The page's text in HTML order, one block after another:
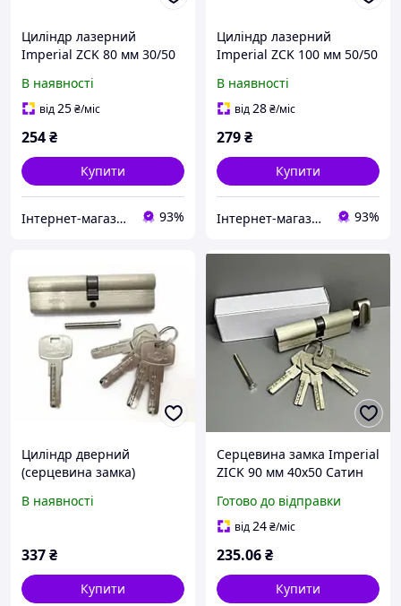
Циліндр лазерний
Imperial ZCK 80 мм 30/50
з пружними штифтами, 5
лазерних ключів
В наявності
від25₴/міс
254₴
Купити
Інтернет-магазин "Zruchno.net" 93%
Циліндр лазерний
Imperial ZCK 100 мм 50/50
плоский ключ з лазерною
насічкою
В наявності
від28₴/міс
279₴
Купити
Інтернет-магазин "Zruchno.net" 93%
Циліндр дверний
(серцевина замка)
ключ/ключ
В наявності
337₴
Купити
Серцевина замка Imperial
ZICK 90 мм 40x50 Сатин
баранчиком для вхідних
дверей
Готово до відправки
від24₴/міс
235.06₴
Купити